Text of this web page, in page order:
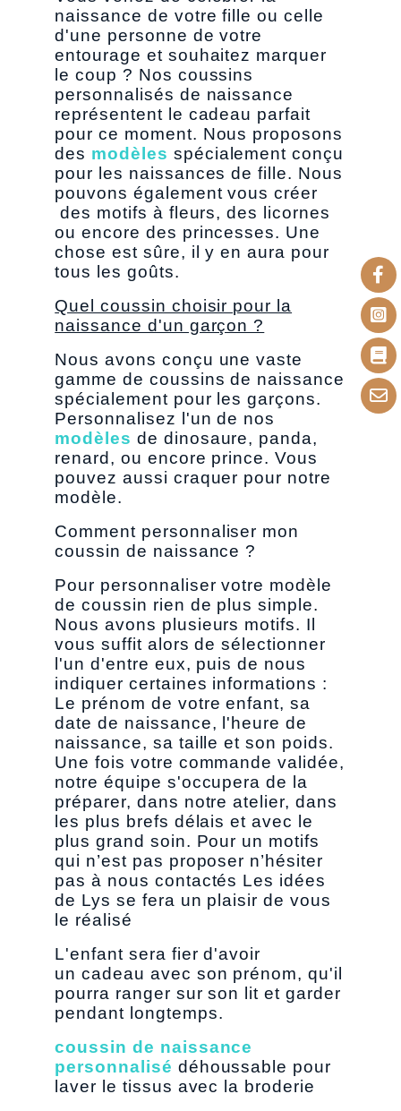
naissance de votre fille ou celle
d'une personne de votre
entourage et souhaitez marquer
le coup ? Nos coussins
personnalisés de naissance
représentent le cadeau parfait
pour ce moment. Nous proposons
des modèles spécialement conçu
pour les naissances de fille. Nous
pouvons également vous créer
des motifs à fleurs, des licornes
ou encore des princesses. Une
chose est sûre, il y en aura pour
tous les goûts.
Quel coussin choisir pour la
naissance d'un garçon ?
Nous avons conçu une vaste
gamme de coussins de naissance
spécialement pour les garçons.
Personnalisez l'un de nos
modèles de dinosaure, panda,
renard, ou encore prince. Vous
pouvez aussi craquer pour notre
modèle.
Comment personnaliser mon
coussin de naissance ?
Pour personnaliser votre modèle
de coussin rien de plus simple.
Nous avons plusieurs motifs. Il
vous suffit alors de sélectionner
l'un d'entre eux, puis de nous
indiquer certaines informations :
Le prénom de votre enfant, sa
date de naissance, l'heure de
naissance, sa taille et son poids.
Une fois votre commande validée,
notre équipe s'occupera de la
préparer, dans notre atelier, dans
les plus brefs délais et avec le
plus grand soin. Pour un motifs
qui n’est pas proposer n’hésiter
pas à nous contactés Les idées
de Lys se fera un plaisir de vous
le réalisé
L'enfant sera fier d'avoir
un cadeau avec son prénom, qu'il
pourra ranger sur son lit et garder
pendant longtemps.
coussin de naissance
personnalisé déhoussable pour
laver le tissus avec la broderie